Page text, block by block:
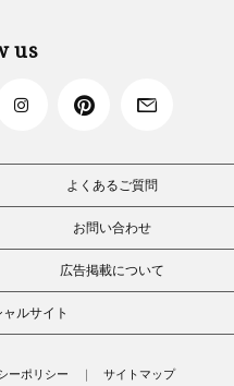
us
よくあるご質問
お問い合わせ
広告掲載について
ルサイト
ーポリシー サイトマップ